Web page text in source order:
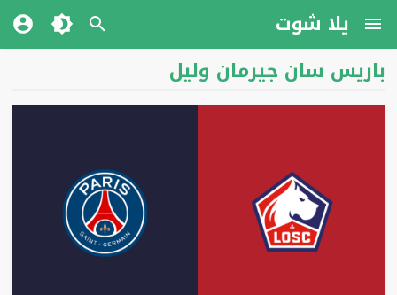
يلا شوت
باريس سان جيرمان وليل